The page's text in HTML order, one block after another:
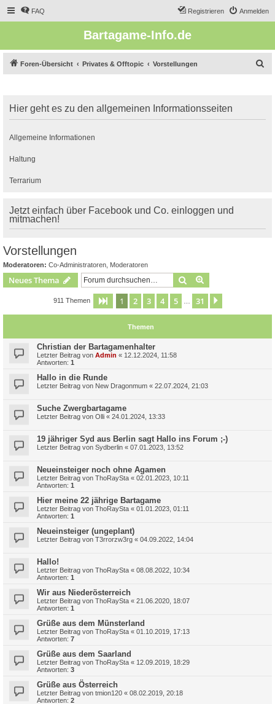
FAQ Anmelden
Registrieren
Bartagame-Info.de
Foren-Übersicht Privates & Offtopic Vorstellungen
e
Hier geht es zu den allgemeinen Informationsseiten
Allgemeine Informationen
Haltung
Terrarium
Jetzt einfach über Facebook und Co. einloggen und
mitmachen!
Vorstellungen
Moderatoren: Co-Administratoren Moderatoren
Neues Thema Suche
911 Themen Seite 1von 31
1 2 3 4 5 31
Themen
Christian der Bartagamenhalter
Letzter Beitrag von Admin « 12.12.2024, 11:58
Antworten: 1
Hallo in die Runde
Letzter Beitrag von New Dragonmum « 22.07.2024, 21:03
Suche Zwergbartagame
Letzter Beitrag von Olli « 24.01.2024, 13:33
19 jähriger Syd aus Berlin sagt Hallo ins Forum ;-)
Letzter Beitrag von Sydberlin « 07.01.2023, 13:52
Neueinsteiger noch ohne Agamen
Letzter Beitrag von ThoRaySta « 02.01.2023, 10:11
Antworten: 1
Hier meine 22 jährige Bartagame
Letzter Beitrag von ThoRaySta « 01.01.2023, 01:11
Antworten: 1
Neueinsteiger (ungeplant)
Letzter Beitrag von T3rrorzw3rg « 04.09.2022, 14:04
Hallo!
Letzter Beitrag von ThoRaySta « 08.08.2022, 10:34
Antworten: 1
Wir aus Niederösterreich
Letzter Beitrag von ThoRaySta « 21.06.2020, 18:07
Antworten: 1
Grüße aus dem Münsterland
Letzter Beitrag von ThoRaySta « 01.10.2019, 17:13
Antworten: 7
Grüße aus dem Saarland
Letzter Beitrag von ThoRaySta « 12.09.2019, 18:29
Antworten: 3
Grüße aus Österreich
Letzter Beitrag von tmion120 « 08.02.2019, 20:18
Antworten: 2